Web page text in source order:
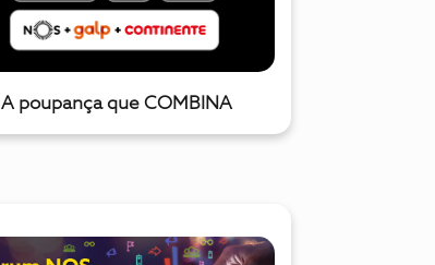
A poupança que COMBINA